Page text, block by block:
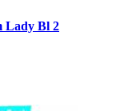
Lady Bl 2